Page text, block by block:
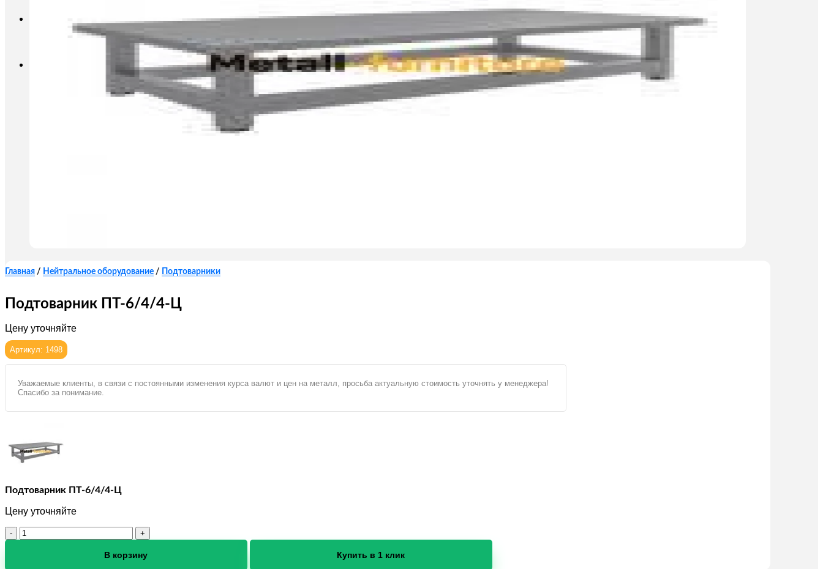
Главная / Нейтральное оборудование / Подтоварники
Подтоварник ПТ-6/4/4-Ц
Цену уточняйте
Артикул: 1498
Уважаемые клиенты, в связи с постоянными изменения курса валют и цен на металл, просьба актуальную стоимость уточнять у менеджера!
Спасибо за понимание.
Подтоварник ПТ-6/4/4-Ц
Цену уточняйте
Количество
товара
В корзину Купить в 1 клик